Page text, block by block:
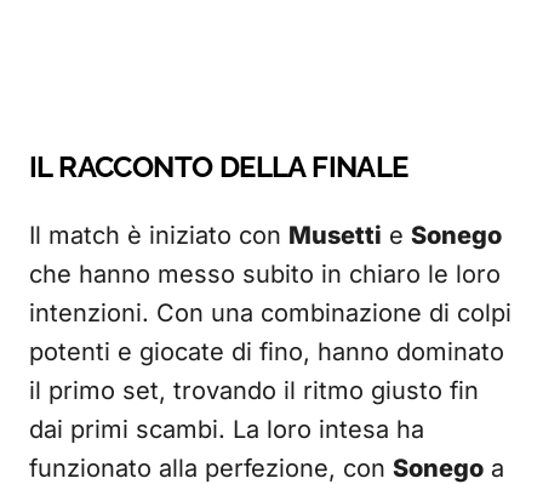
IL RACCONTO DELLA FINALE
Il match è iniziato con Musetti e Sonego
che hanno messo subito in chiaro le loro
intenzioni. Con una combinazione di colpi
potenti e giocate di fino, hanno dominato
il primo set, trovando il ritmo giusto fin
dai primi scambi. La loro intesa ha
funzionato alla perfezione, con Sonego a